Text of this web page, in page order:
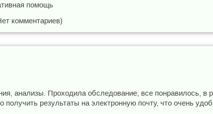
помощь
комментариев)
анализы. Проходила обследование, все понравилось, в
результаты на электронную почту, что очень